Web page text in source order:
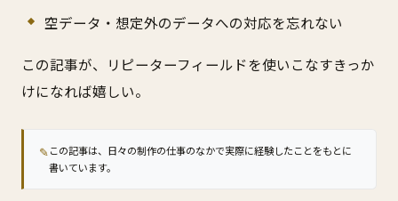
空データ・想定外のデータへの対応を忘れない
この記事が、リピーターフィールドを使いこなすきっか
けになれば嬉しい。
✎この記事は、日々の制作の仕事のなかで実際に経験したことをもとに
書いています。